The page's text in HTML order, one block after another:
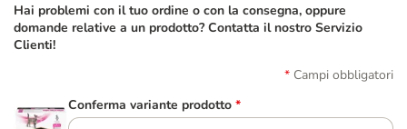
Hai problemi con il tuo ordine o con la consegna, oppure
domande relative a un prodotto? Contatta il nostro Servizio
Clienti!
Campi obbligatori
Conferma variante prodotto *